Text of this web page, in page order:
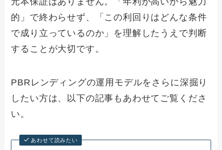
的」で終わらせず、「この利回りはどんな条件
で成り立っているのか」を理解したうえで判断
することが大切です。
PBRレンディングの運用モデルをさらに深掘り
したい方は、以下の記事もあわせてご覧くださ
い。
あわせて読みたい